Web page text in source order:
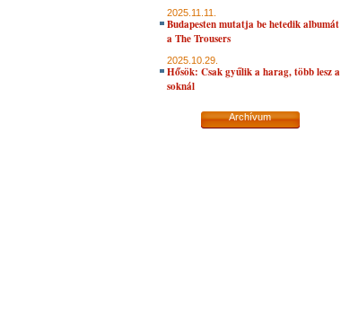
2025.11.11.
Budapesten mutatja be hetedik albumát
a The Trousers
2025.10.29.
Hősök: Csak gyűlik a harag, több lesz a
soknál
Archívum